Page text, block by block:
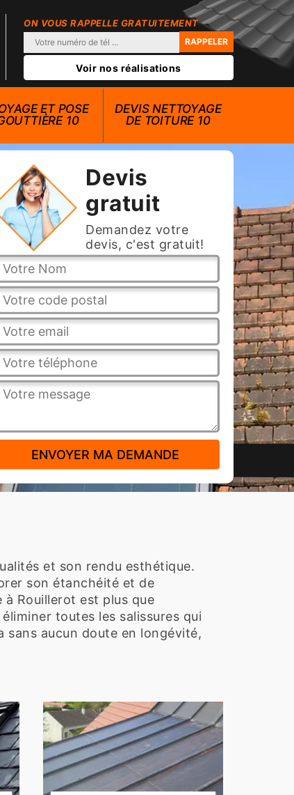
ON VOUS RAPPELLE GRATUITEMENT
Voir nos réalisations
ET POSE
10
DEVIS NETTOYAGE
DE TOITURE 10
Devis
gratuit
Demandez votre
devis, c'est gratuit!
et son rendu esthétique.
son étanchéité et de
Rouillerot est plus que
toutes les salissures qui
aucun doute en longévité,